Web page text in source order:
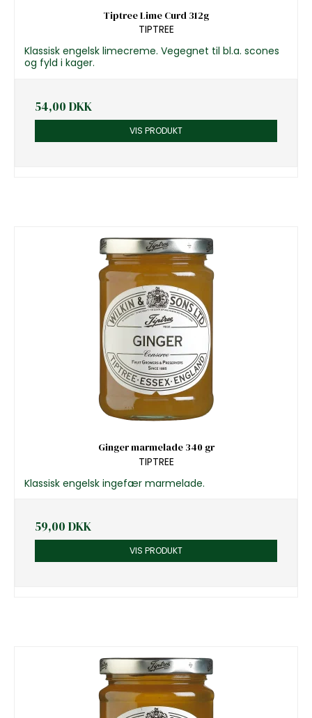
Tiptree Lime Curd 312g
TIPTREE
Klassisk engelsk limecreme. Vegegnet til bl.a. scones
og fyld i kager.
54,00 DKK
VIS PRODUKT
Ginger marmelade 340 gr
TIPTREE
Klassisk engelsk ingefær marmelade.
59,00 DKK
VIS PRODUKT